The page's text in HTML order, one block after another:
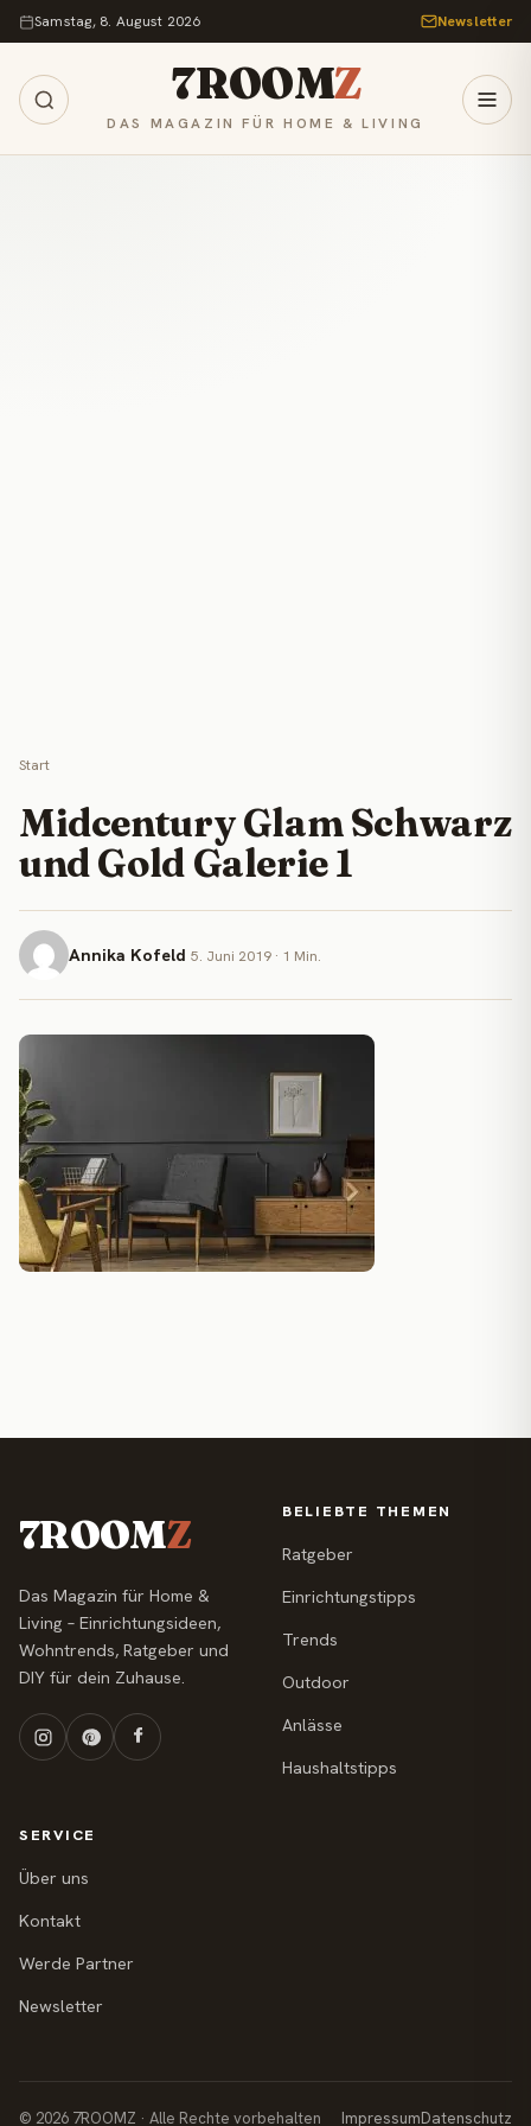
Zum Inhalt springen
Samstag, 8. August 2026 Newsletter
7ROOMZ
DAS MAGAZIN FÜR HOME & LIVING
Start
Midcentury Glam Schwarz
und Gold Galerie 1
Annika Kofeld 5. Juni 2019 · 1 Min.
7ROOMZ
Das Magazin für Home &
Living – Einrichtungsideen,
Wohntrends, Ratgeber und
DIY für dein Zuhause.
BELIEBTE THEMEN
Ratgeber
Einrichtungstipps
Trends
Outdoor
Anlässe
Haushaltstipps
SERVICE
Über uns
Kontakt
Werde Partner
Newsletter
© 2026 7ROOMZ · Alle Rechte vorbehalten ImpressumDatenschutz